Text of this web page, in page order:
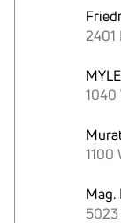
2401
1040
1100
Mag.